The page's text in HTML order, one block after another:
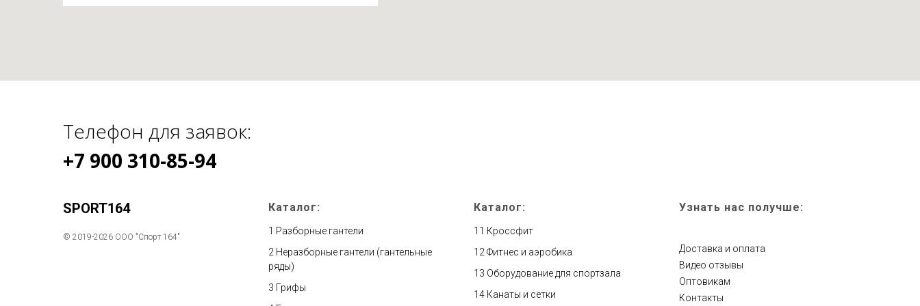
Телефон для заявок:
+7 900 310-85-94
SPORT164
© 2019-2026 ООО "Спорт 164"
Каталог:
1 Разборные гантели
2 Неразборные гантели (гантельные
ряды)
3 Грифы
Каталог:
11 Кроссфит
12 Фитнес и аэробика
13 Оборудование для спортзала
14 Канаты и сетки
Узнать нас получше:
Доставка и оплата
Видео отзывы
Оптовикам
Контакты